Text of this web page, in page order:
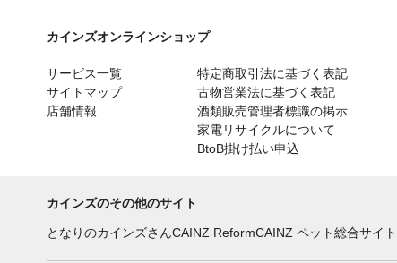
カインズオンラインショップ
サービス一覧
サイトマップ
店舗情報
特定商取引法に基づく表記
古物営業法に基づく表記
酒類販売管理者標識の掲示
家電リサイクルについて
BtoB掛け払い申込
カインズのその他のサイト
となりのカインズさんCAINZ ReformCAINZ ペット総合サイト